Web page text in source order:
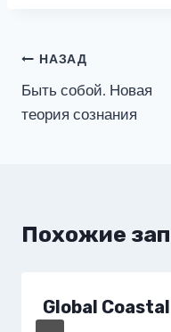
Навигация
по
записям
НАЗАД
Быть собой. Новая
теория сознания
Похожие
Global